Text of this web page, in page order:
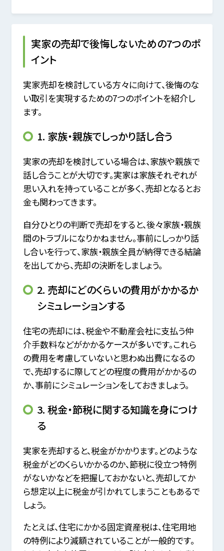
実家の売却で後悔しないための7つのポ
イント
実家売却を検討している方々に向けて、後悔のな
い取引を実現するための7つのポイントを紹介し
ます。
1. 家族・親族でしっかり話し合う
実家の売却を検討している場合は、家族や親族で
話し合うことが大切です。実家は家族それぞれが
思い入れを持っていることが多く、売却となるとお
金も関わってきます。
自分ひとりの判断で売却をすると、後々家族・親族
間のトラブルになりかねません。事前にしっかり話
し合いを行って、家族・親族全員が納得できる結論
を出してから、売却の決断をしましょう。
2. 売却にどのくらいの費用がかかるか
シミュレーションする
住宅の売却には、税金や不動産会社に支払う仲
介手数料などがかかるケースが多いです。これら
の費用を考慮していないと思わぬ出費になるの
で、売却するに際してどの程度の費用がかかるの
か、事前にシミュレーションをしておきましょう。
3. 税金・節税に関する知識を身につけ
る
実家を売却すると、税金がかかります。どのような
税金がどのくらいかかるのか、節税に役立つ特例
がないかなどを把握しておかないと、売却してか
ら想定以上に税金が引かれてしまうこともあるで
しょう。
たとえば、住宅にかかる固定資産税は、住宅用地
の特例により減額されていることが一般的です。